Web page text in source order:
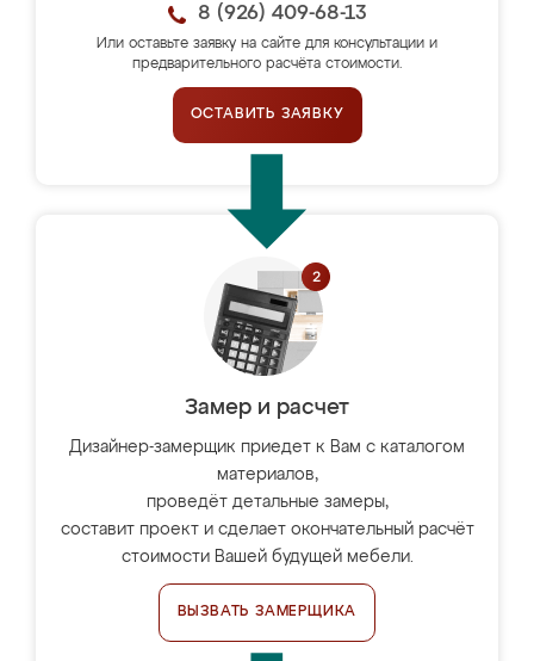
8 (926) 409-68-13
Или оставьте заявку на сайте для консультации и
предварительного расчёта стоимости.
ОСТАВИТЬ ЗАЯВКУ
Замер и расчет
Дизайнер-замерщик приедет к Вам с каталогом
материалов,
проведёт детальные замеры,
составит проект и сделает окончательный расчёт
стоимости Вашей будущей мебели.
ВЫЗВАТЬ ЗАМЕРЩИКА